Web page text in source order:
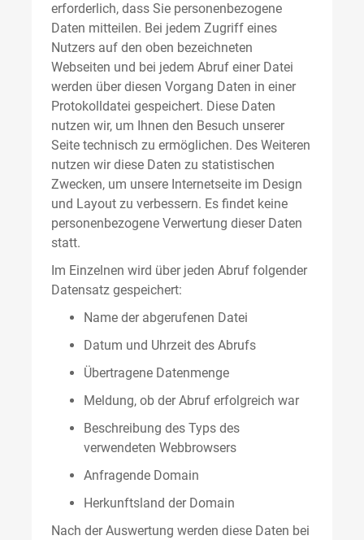
erforderlich, dass Sie personenbezogene
Daten mitteilen. Bei jedem Zugriff eines
Nutzers auf den oben bezeichneten
Webseiten und bei jedem Abruf einer Datei
werden über diesen Vorgang Daten in einer
Protokolldatei gespeichert. Diese Daten
nutzen wir, um Ihnen den Besuch unserer
Seite technisch zu ermöglichen. Des Weiteren
nutzen wir diese Daten zu statistischen
Zwecken, um unsere Internetseite im Design
und Layout zu verbessern. Es findet keine
personenbezogene Verwertung dieser Daten
statt.
Im Einzelnen wird über jeden Abruf folgender
Datensatz gespeichert:
Name der abgerufenen Datei
Datum und Uhrzeit des Abrufs
Übertragene Datenmenge
Meldung, ob der Abruf erfolgreich war
Beschreibung des Typs des
verwendeten Webbrowsers
Anfragende Domain
Herkunftsland der Domain
Nach der Auswertung werden diese Daten bei